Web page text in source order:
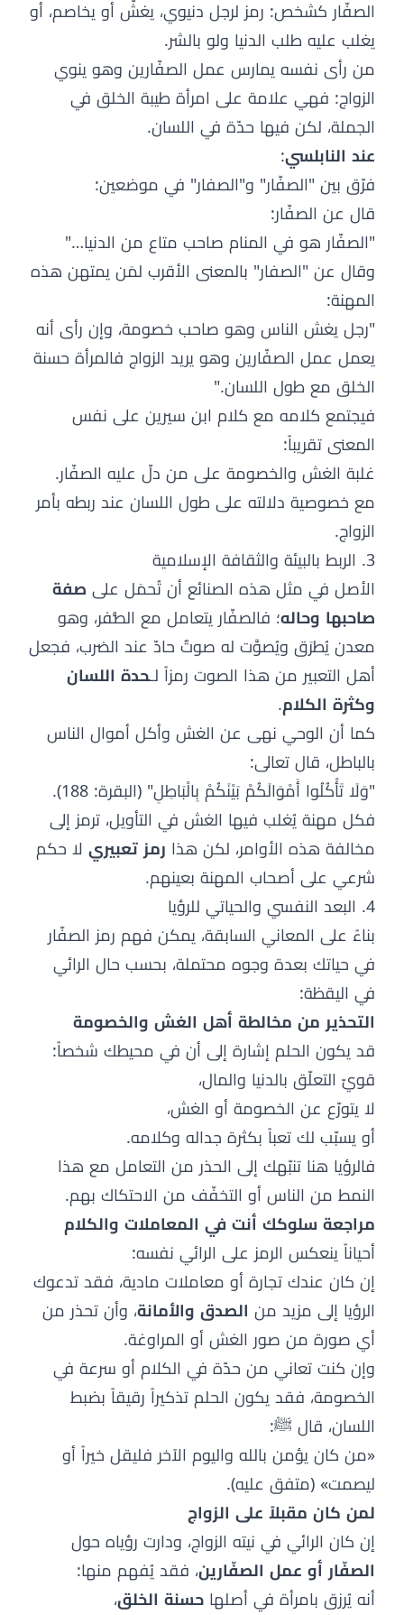
الصفّار كشخص: رمز لرجل دنيوي، يغشّ أو يخاصم، أو
يغلب عليه طلب الدنيا ولو بالشر.
من رأى نفسه يمارس عمل الصفّارين وهو ينوي
الزواج: فهي علامة على امرأة طيبة الخلق في
الجملة، لكن فيها حدّة في اللسان.
عند النابلسي:
فرّق بين "الصفّار" و"الصفار" في موضعين:
قال عن الصفّار:
"الصفّار هو في المنام صاحب متاع من الدنيا…"
وقال عن "الصفار" بالمعنى الأقرب لمَن يمتهن هذه
المهنة:
"رجل يغش الناس وهو صاحب خصومة، وإن رأى أنه
يعمل عمل الصفّارين وهو يريد الزواج فالمرأة حسنة
الخلق مع طول اللسان."
فيجتمع كلامه مع كلام ابن سيرين على نفس
المعنى تقريباً:
غلبة الغش والخصومة على من دلّ عليه الصفّار.
مع خصوصية دلالته على طول اللسان عند ربطه بأمر
الزواج.
3. الربط بالبيئة والثقافة الإسلامية
الأصل في مثل هذه الصنائع أن تُحمَل على صفة
صاحبها وحاله؛ فالصفّار يتعامل مع الصُّفر، وهو
معدن يُطرَق ويُصوَّت له صوتٌ حادّ عند الضرب، فجعل
أهل التعبير من هذا الصوت رمزاً لـحدة اللسان
وكثرة الكلام.
كما أن الوحي نهى عن الغش وأكل أموال الناس
بالباطل، قال تعالى:
"وَلَا تَأْكُلُوا أَمْوَالَكُمْ بَيْنَكُمْ بِالْبَاطِلِ" (البقرة: 188).
فكل مهنة يُغلب فيها الغش في التأويل، ترمز إلى
مخالفة هذه الأوامر، لكن هذا رمز تعبيري لا حكم
شرعي على أصحاب المهنة بعينهم.
4. البعد النفسي والحياتي للرؤيا
بناءً على المعاني السابقة، يمكن فهم رمز الصفّار
في حياتك بعدة وجوه محتملة، بحسب حال الرائي
في اليقظة:
التحذير من مخالطة أهل الغش والخصومة
قد يكون الحلم إشارة إلى أن في محيطك شخصاً:
قويّ التعلّق بالدنيا والمال،
لا يتورّع عن الخصومة أو الغش،
أو يسبّب لك تعباً بكثرة جداله وكلامه.
فالرؤيا هنا تنبّهك إلى الحذر من التعامل مع هذا
النمط من الناس أو التخفّف من الاحتكاك بهم.
مراجعة سلوكك أنت في المعاملات والكلام
أحياناً ينعكس الرمز على الرائي نفسه:
إن كان عندك تجارة أو معاملات مادية، فقد تدعوك
الرؤيا إلى مزيد من الصدق والأمانة، وأن تحذر من
أي صورة من صور الغش أو المراوغة.
وإن كنت تعاني من حدّة في الكلام أو سرعة في
الخصومة، فقد يكون الحلم تذكيراً رقيقاً بضبط
اللسان، قال ﷺ:
«من كان يؤمن بالله واليوم الآخر فليقل خيراً أو
ليصمت» (متفق عليه).
لمن كان مقبلاً على الزواج
إن كان الرائي في نيته الزواج، ودارت رؤياه حول
الصفّار أو عمل الصفّارين، فقد يُفهم منها:
أنه يُرزق بامرأة في أصلها حسنة الخلق،